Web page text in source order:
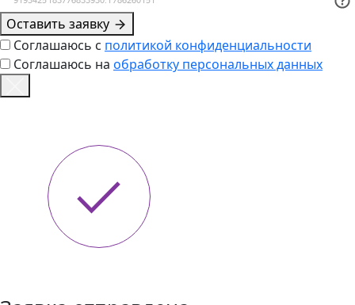
Оставить заявку
Соглашаюсь с политикой конфиденциальности
Соглашаюсь на обработку персональных данных